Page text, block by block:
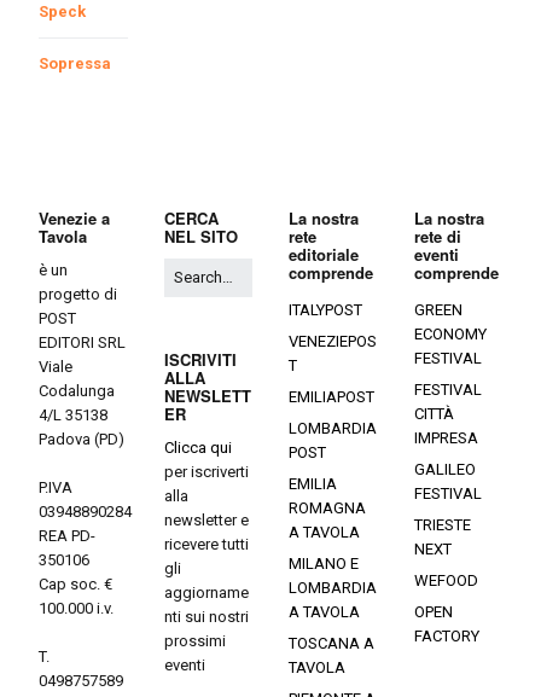
Speck
Sopressa
Venezie a
Tavola
è un
progetto di
POST
EDITORI SRL
Viale
Codalunga
4/L 35138
Padova (PD)
P.IVA
03948890284
REA PD-
350106
Cap soc. €
100.000 i.v.
T.
0498757589
CERCA
NEL SITO
ISCRIVITI
ALLA
NEWSLETT
ER
Clicca qui
per iscriverti
alla
newsletter e
ricevere tutti
gli
aggiorname
nti sui nostri
prossimi
eventi
La nostra
rete
editoriale
comprende
ITALYPOST
VENEZIEPOS
T
EMILIAPOST
LOMBARDIA
POST
EMILIA
ROMAGNA
A TAVOLA
MILANO E
LOMBARDIA
A TAVOLA
TOSCANA A
TAVOLA
La nostra
rete di
eventi
comprende
GREEN
ECONOMY
FESTIVAL
FESTIVAL
CITTÀ
IMPRESA
GALILEO
FESTIVAL
TRIESTE
NEXT
WEFOOD
OPEN
FACTORY